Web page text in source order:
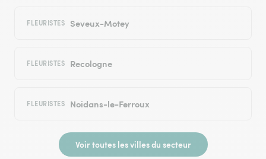
FLEURISTES Seveux-Motey
FLEURISTES Recologne
FLEURISTES Noidans-le-Ferroux
Voir toutes les villes du secteur